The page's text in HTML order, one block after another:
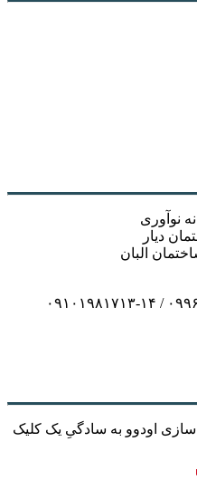
نوآوری
دیار
البان
اودوو به سادگیِ یک کلیک